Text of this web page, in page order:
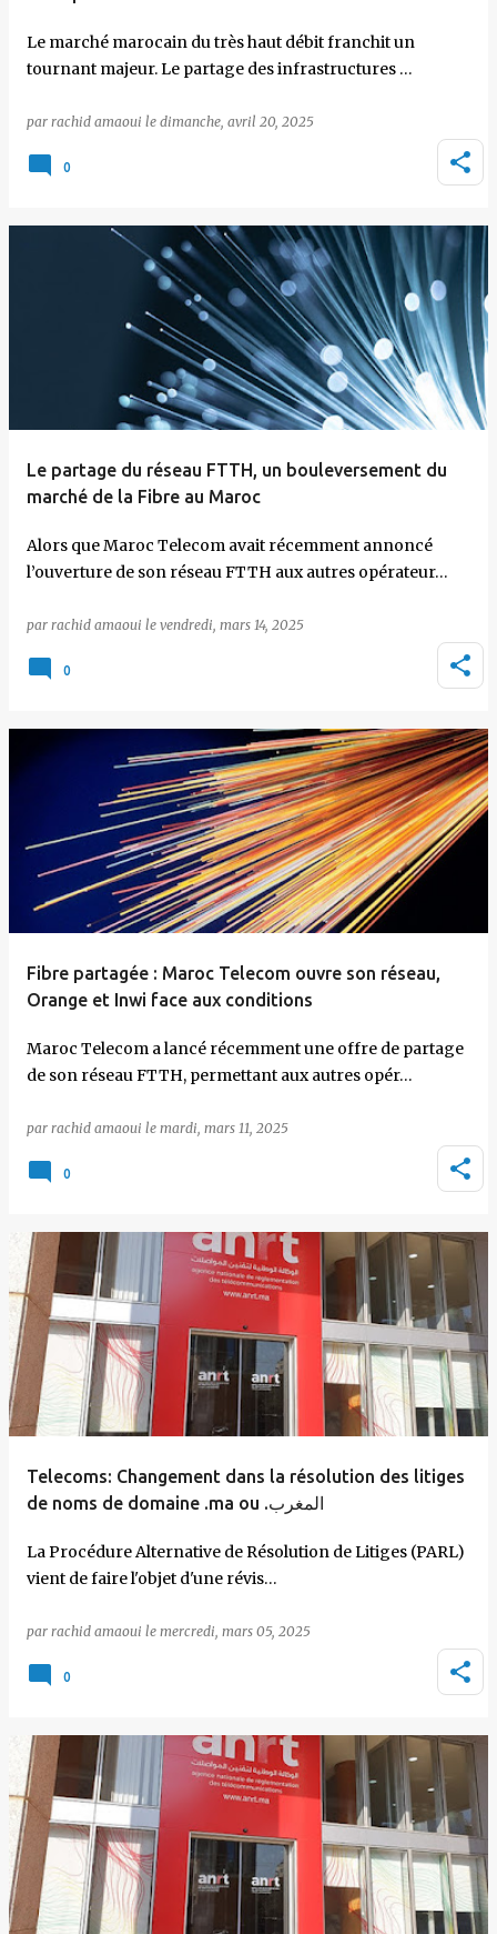
Le marché marocain du très haut débit franchit un
tournant majeur. Le partage des infrastructures …
par rachid amaoui le dimanche, avril 20, 2025
0
Le partage du réseau FTTH, un bouleversement du
marché de la Fibre au Maroc
Alors que Maroc Telecom avait récemment annoncé
l’ouverture de son réseau FTTH aux autres opérateur…
par rachid amaoui le vendredi, mars 14, 2025
0
Fibre partagée : Maroc Telecom ouvre son réseau,
Orange et Inwi face aux conditions
Maroc Telecom a lancé récemment une offre de partage
de son réseau FTTH, permettant aux autres opér…
par rachid amaoui le mardi, mars 11, 2025
0
Telecoms: Changement dans la résolution des litiges
de noms de domaine .ma ou .المغرب
La Procédure Alternative de Résolution de Litiges (PARL)
vient de faire l'objet d'une révis…
par rachid amaoui le mercredi, mars 05, 2025
0